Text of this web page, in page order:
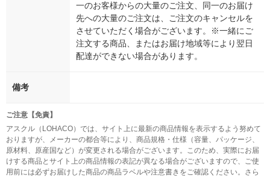
一のお客様からの大量のご注文、同一のお届け
先への大量のご注文は、ご注文のキャンセルを
させていただく場合がございます。※一緒にご
注文する商品、またはお届け地域等により翌日
配達ができない場合があります。
備考
ご注意【免責】
アスクル（LOHACO）では、サイト上に最新の商品情報を表示するよう努めて
おりますが、メーカーの都合等により、商品規格・仕様（容量、パッケージ、
原材料、原産国など）が変更される場合がございます。このため、実際にお届
けする商品とサイト上の商品情報の表記が異なる場合がございますので、ご使
用前には必ずお届けした商品の商品ラベルや注意書きをご確認ください。さら